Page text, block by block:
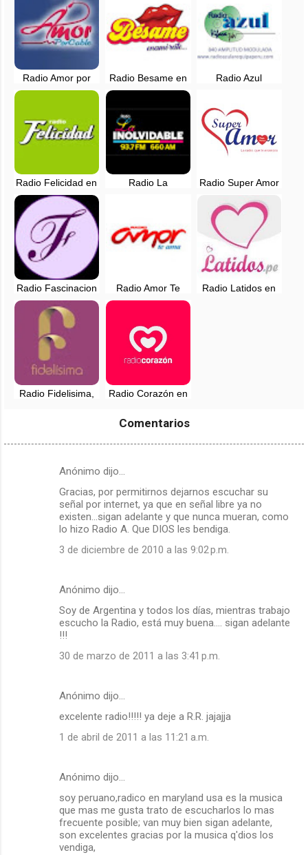
Radio Amor por
Cable en vivo -
Radio Besame en
vivo - Lima, Perú
Radio Azul
Radio Felicidad en
vivo - 88.9 FM -
Lima, Perú
Radio La
Radio Super Amor
en vivo - Lima,
Perú
Radio Fascinacion
en vivo - Lima,
Perú
Radio Amor Te
ama, en vivo -
Radio Latidos en
Radio Fidelisima,
Radio Corazón en
Comentarios
Anónimo dijo…
Gracias, por permitirnos dejarnos escuchar su
señal por internet, ya que en señal libre ya no
existen...sigan adelante y que nunca mueran, como
lo hizo Radio A. Que DIOS les bendiga.
3 de diciembre de 2010 a las 9:02 p.m.
Anónimo dijo…
Soy de Argentina y todos los días, mientras trabajo
escucho la Radio, está muy buena.... sigan adelante
!!!
30 de marzo de 2011 a las 3:41 p.m.
Anónimo dijo…
excelente radio!!!!! ya deje a R.R. jajajja
1 de abril de 2011 a las 11:21 a.m.
Anónimo dijo…
soy peruano,radico en maryland usa es la musica
que mas me gusta trato de escucharlos lo mas
frecuente posible; van muy bien sigan adelante,
son excelentes gracias por la musica q'dios los
vendiga,